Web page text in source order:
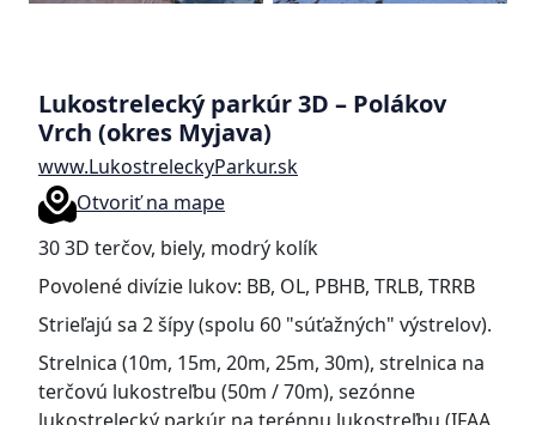
Lukostrelecký parkúr 3D – Polákov
Vrch (okres Myjava)
www.LukostreleckyParkur.sk
Otvoriť na mape
30 3D terčov, biely, modrý kolík
Povolené divízie lukov: BB, OL, PBHB, TRLB, TRRB
Strieľajú sa 2 šípy (spolu 60 "súťažných" výstrelov).
Strelnica (10m, 15m, 20m, 25m, 30m), strelnica na
terčovú lukostreľbu (50m / 70m), sezónne